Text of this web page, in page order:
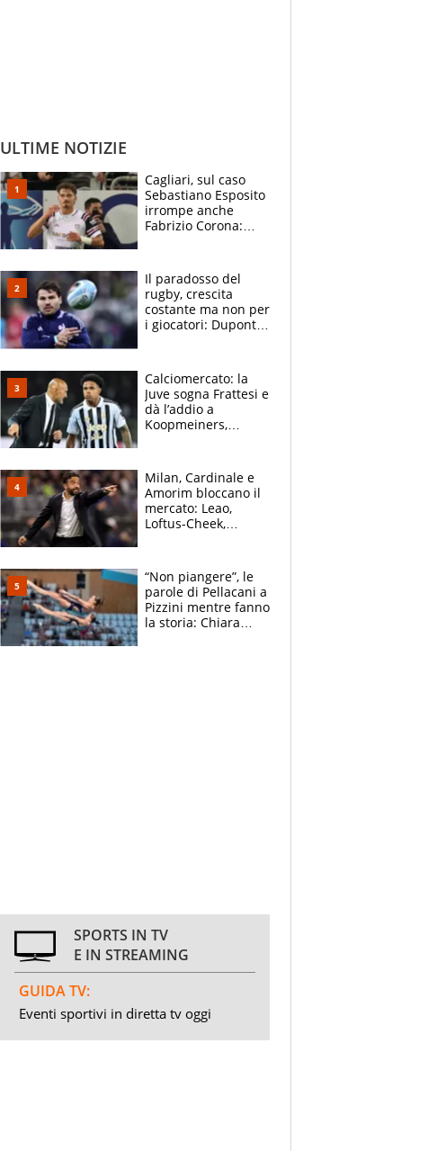
ULTIME NOTIZIE
Cagliari, sul caso
Sebastiano Esposito
irrompe anche
Fabrizio Corona:
prove”
Il paradosso del
rugby, crescita
costante ma non per
i giocatori: Dupont
solo 1,4 milioni
all'anno
Calciomercato: la
Juve sogna Frattesi e
dà l’addio a
Koopmeiners,
scatenata
Milan, Cardinale e
Amorim bloccano il
mercato: Leao,
Loftus-Cheek,
Soulè e Osorio nel
mirino
“Non piangere”, le
parole di Pellacani a
Pizzini mentre fanno
la storia: Chiara
SPORTS IN TV
E IN STREAMING
GUIDA TV:
Eventi sportivi in diretta tv oggi